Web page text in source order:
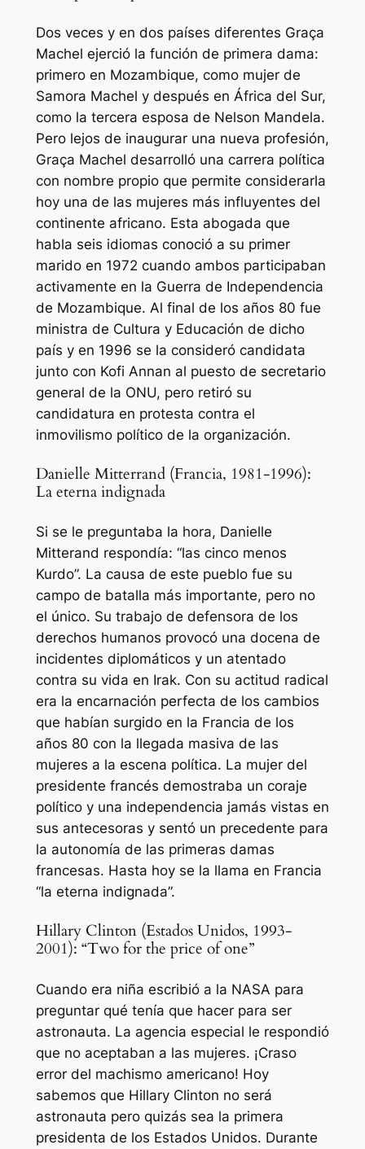
Dos veces y en dos países diferentes Graça
Machel ejerció la función de primera dama:
primero en Mozambique, como mujer de
Samora Machel y después en África del Sur,
como la tercera esposa de Nelson Mandela.
Pero lejos de inaugurar una nueva profesión,
Graça Machel desarrolló una carrera política
con nombre propio que permite considerarla
hoy una de las mujeres más influyentes del
continente africano. Esta abogada que
habla seis idiomas conoció a su primer
marido en 1972 cuando ambos participaban
activamente en la Guerra de Independencia
de Mozambique. Al final de los años 80 fue
ministra de Cultura y Educación de dicho
país y en 1996 se la consideró candidata
junto con Kofi Annan al puesto de secretario
general de la ONU, pero retiró su
candidatura en protesta contra el
inmovilismo político de la organización.
Danielle Mitterrand (Francia, 1981-1996):
La eterna indignada
Si se le preguntaba la hora, Danielle
Mitterand respondía: “las cinco menos
Kurdo”. La causa de este pueblo fue su
campo de batalla más importante, pero no
el único. Su trabajo de defensora de los
derechos humanos provocó una docena de
incidentes diplomáticos y un atentado
contra su vida en Irak. Con su actitud radical
era la encarnación perfecta de los cambios
que habían surgido en la Francia de los
años 80 con la llegada masiva de las
mujeres a la escena política. La mujer del
presidente francés demostraba un coraje
político y una independencia jamás vistas en
sus antecesoras y sentó un precedente para
la autonomía de las primeras damas
francesas. Hasta hoy se la llama en Francia
“la eterna indignada”.
Hillary Clinton (Estados Unidos, 1993-
2001): “Two for the price of one”
Cuando era niña escribió a la NASA para
preguntar qué tenía que hacer para ser
astronauta. La agencia especial le respondió
que no aceptaban a las mujeres. ¡Craso
error del machismo americano! Hoy
sabemos que Hillary Clinton no será
astronauta pero quizás sea la primera
presidenta de los Estados Unidos. Durante